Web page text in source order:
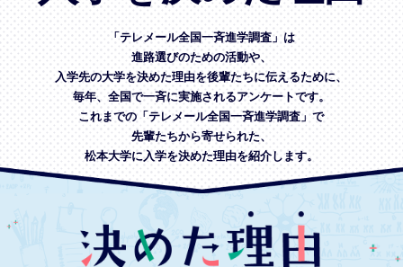
「テレメール全国一斉進学調査」は
進路選びのための活動や、
入学先の大学を決めた理由を後輩たちに伝えるために、
毎年、全国で一斉に実施されるアンケートです。
これまでの「テレメール全国一斉進学調査」で
先輩たちから寄せられた、
松本大学に入学を決めた理由を紹介します。